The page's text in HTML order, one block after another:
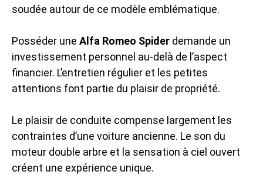
soudée autour de ce modèle emblématique.
Posséder une Alfa Romeo Spider demande un
investissement personnel au-delà de l’aspect
financier. L’entretien régulier et les petites
attentions font partie du plaisir de propriété.
Le plaisir de conduite compense largement les
contraintes d’une voiture ancienne. Le son du
moteur double arbre et la sensation à ciel ouvert
créent une expérience unique.